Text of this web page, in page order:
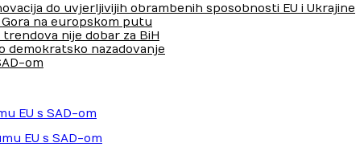
do uvjerljivijih obrambenih sposobnosti EU i Ukrajine
Gora na europskom putu
nije dobar za BiH
demokratsko nazadovanje
om
EU s SAD-om
EU s SAD-om